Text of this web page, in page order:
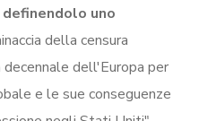
uno
della censura
decennale dell'Europa per
e le sue conseguenze